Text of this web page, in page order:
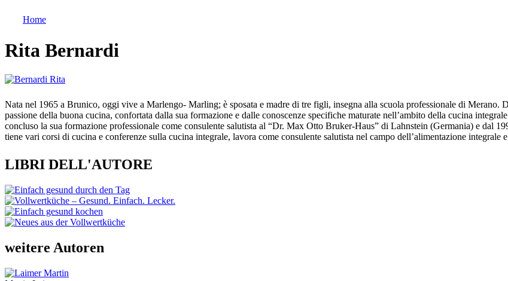
Home
Rita Bernardi
Nata nel 1965 a Brunico, oggi vive a Marlengo- Marling; è sposata e madre di tre figli, insegna alla scuola professionale di
passione della buona cucina, confortata dalla sua formazione e dalle conoscenze specifiche maturate nell’ambito della cucina
concluso la sua formazione professionale come consulente salutista al “Dr. Max Otto Bruker-Haus” di Lahnstein (Germania) e dal
tiene vari corsi di cucina e conferenze sulla cucina integrale, lavora come consulente salutista nel campo dell’alimentazione integrale
LIBRI DELL'AUTORE
weitere Autoren